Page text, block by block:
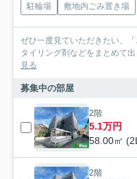
駐輪場 敷地内ごみ置き場
ぜひ一度見ていただきたい、
タイリング剤などをまとめて
見る
募集中の部屋
2階
5.1万円
58.00㎡
2階